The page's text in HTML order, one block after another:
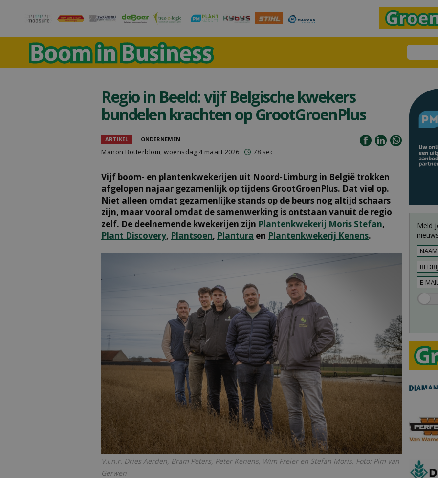
Regio in Beeld: vijf Belgische kwekers
bundelen krachten op GrootGroenPlus
ARTIKEL ONDERNEMEN
Manon Botterblom, woensdag 4 maart 2026 78 sec
Vijf boom- en plantenkwekerijen uit Noord-Limburg in België trokken
afgelopen najaar gezamenlijk op tijdens GrootGroenPlus. Dat viel op.
Niet alleen omdat gezamenlijke stands op de beurs nog altijd schaars
zijn, maar vooral omdat de samenwerking is ontstaan vanuit de regio
zelf. De deelnemende kwekerijen zijn Plantenkwekerij Moris Stefan,
Plant Discovery, Plantsoen, Plantura en Plantenkwekerij Kenens.
V.l.n.r. Dries Aerden, Bram Peters, Peter Kenens, Wim Freier en Stefan Moris. Foto: Pim van
Gerwen
Meld